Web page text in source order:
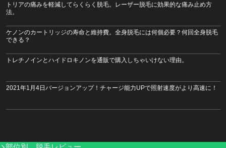
トリアの痛みを軽減してらくらく脱毛。レーザー脱毛に効果的な痛み止め方
法。
ケノンのカートリッジの寿命と維持費。全身脱毛には何個必要？何回全身脱毛
できる？
トレチノインとハイドロキノンを通販で購入しちゃいけない理由。
2021年1月4日バージョンアップ！チャージ能力UPで照射速度がより高速に！